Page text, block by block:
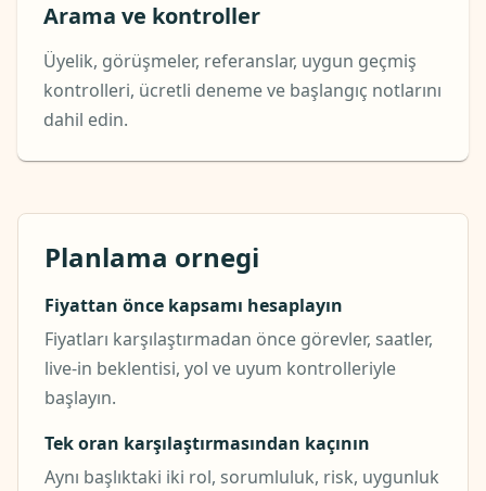
Arama ve kontroller
Üyelik, görüşmeler, referanslar, uygun geçmiş
kontrolleri, ücretli deneme ve başlangıç notlarını
dahil edin.
Planlama ornegi
Fiyattan önce kapsamı hesaplayın
Fiyatları karşılaştırmadan önce görevler, saatler,
live-in beklentisi, yol ve uyum kontrolleriyle
başlayın.
Tek oran karşılaştırmasından kaçının
Aynı başlıktaki iki rol, sorumluluk, risk, uygunluk